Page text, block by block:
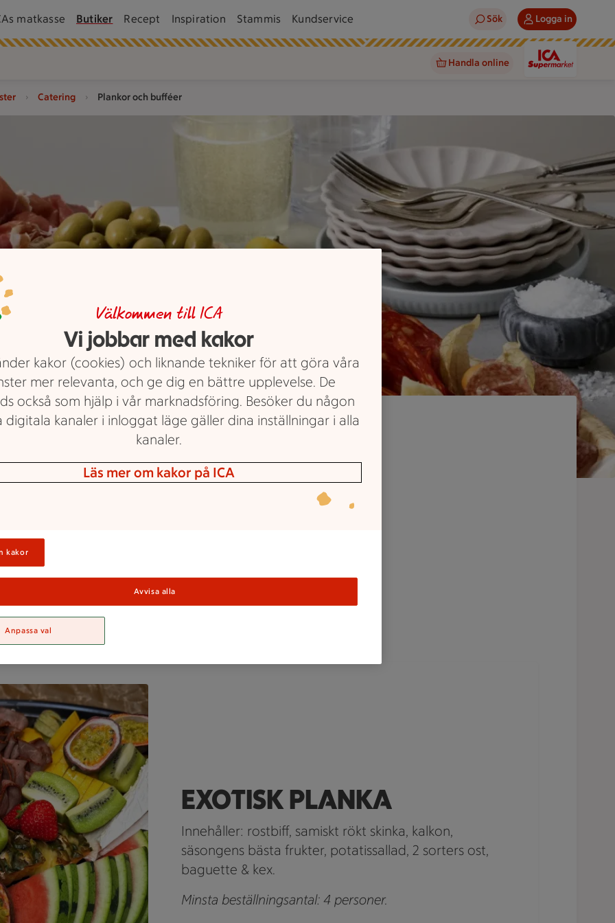
matkasse Butiker Recept Inspiration Stammis Kundservice Sök Logga in
Handla online
Catering Plankor och bufféer
och bufféer
delikatesser, fisk och skaldjur eller kanske
Med mycket att välja på hittar varje gäst sina
Du kan koncentrera dig på att ha trevligt
med gästerna istället för att stå i köket.
Välkommen med din cateringbeställning!
rostbiff, skinka, vindruvor, vattenmelon med mer.
EXOTISK PLANKA
Innehåller: rostbiff, samiskt rökt skinka, kalkon,
säsongens bästa frukter, potatissallad, 2 sorters ost,
baguette & kex.
Minsta beställningsantal: 4 personer.
Välkommen till ICA
Vi jobbar med kakor
kakor (cookies) och liknande tekniker för att göra våra
mer relevanta, och ge dig en bättre upplevelse. De
också som hjälp i vår marknadsföring. Besöker du någon
digitala kanaler i inloggat läge gäller dina inställningar i alla
kanaler.
Läs mer om kakor på ICA
kakor
Avvisa alla
Anpassa val